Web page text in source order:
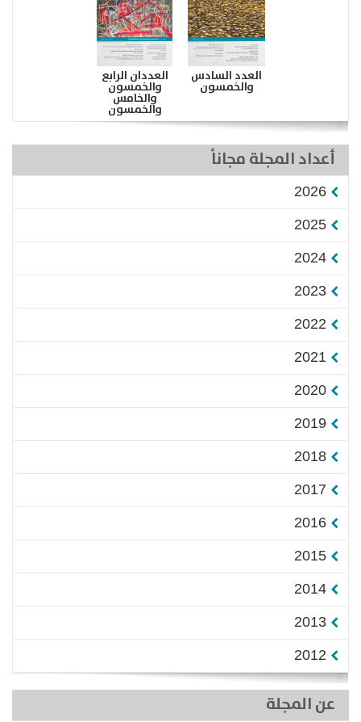
العدد السادس
والخمسون
العددان الرابع
والخمسون
والخامس
والخمسون
أعداد المجلة مجاناً
2026
2025
2024
2023
2022
2021
2020
2019
2018
2017
2016
2015
2014
2013
2012
عن المجلة